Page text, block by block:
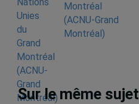
Montréal
(ACNU-Grand
Montréal)
Sur le même sujet